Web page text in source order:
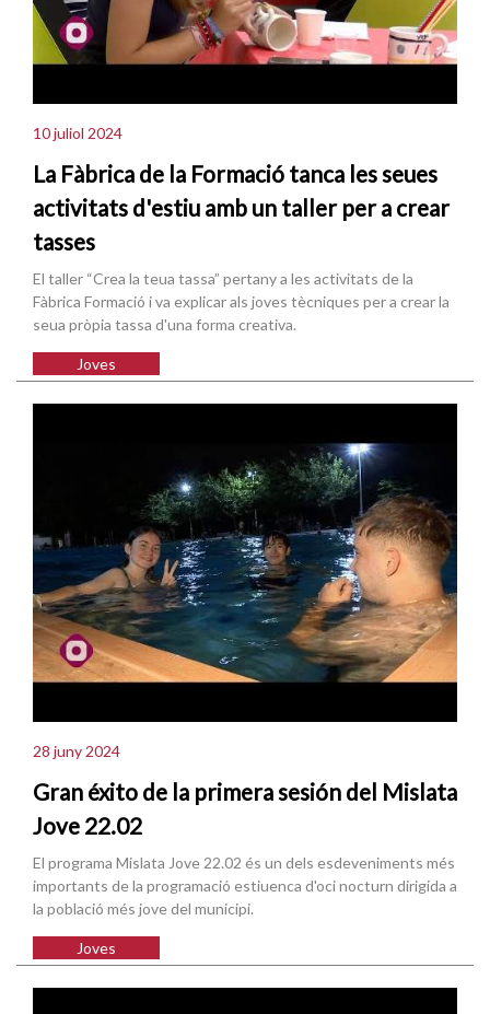
10 juliol 2024
La Fàbrica de la Formació tanca les seues
activitats d'estiu amb un taller per a crear
tasses
El taller “Crea la teua tassa” pertany a les activitats de la
Fàbrica Formació i va explicar als joves tècniques per a crear la
seua pròpia tassa d'una forma creativa.
Joves
28 juny 2024
Gran éxito de la primera sesión del Mislata
Jove 22.02
El programa Mislata Jove 22.02 és un dels esdeveniments més
importants de la programació estiuenca d'oci nocturn dirigida a
la població més jove del municipi.
Joves